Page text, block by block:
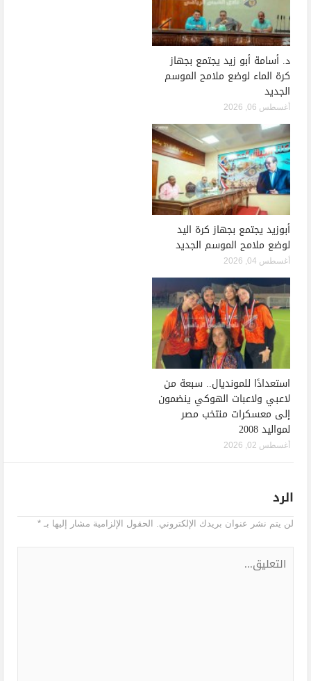
د. أسامة أبو زيد يجتمع بجهاز
كرة الماء لوضع ملامح الموسم
الجديد
أغسطس 06, 2026
أبوزيد يجتمع بجهاز كرة اليد
لوضع ملامح الموسم الجديد
أغسطس 04, 2026
استعدادًا للمونديال.. سبعة من
لاعبي ولاعبات الهوكي ينضمون
إلى معسكرات منتخب مصر
لمواليد 2008
أغسطس 02, 2026
الرد
لن يتم نشر عنوان بريدك الإلكتروني. الحقول الإلزامية مشار إليها بـ*